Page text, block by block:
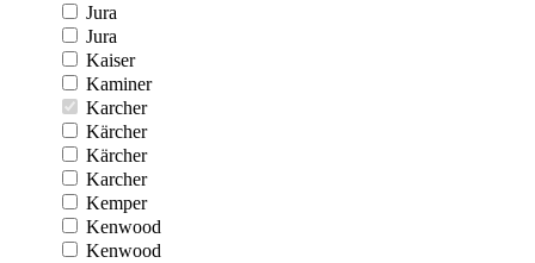
Jura
Jura
Kaiser
Kaminer
Karcher
Kärcher
Kärcher
Karcher
Kemper
Kenwood
Kenwood